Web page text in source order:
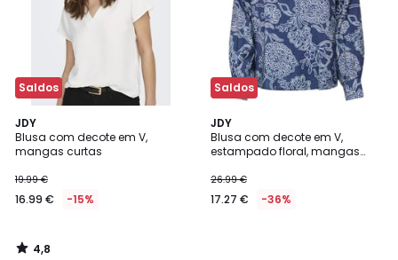
Saldos
JDY
Blusa com decote em V,
mangas curtas
19.99 €
16.99 € -15%
4,8
/ 5
4,8
/
Saldos
JDY
Blusa com decote em V,
estampado floral, mangas
26.99 €
17.27 € -36%